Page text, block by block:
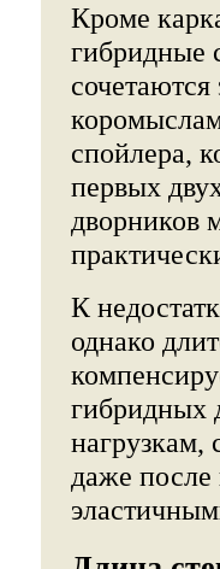
Кроме
гибридные
спойлера,
первых
дворников
К
однако
гибридных
нагрузкам,
даже после